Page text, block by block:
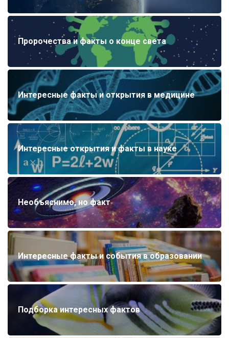
Пророчества и факты о конце света
Интересные факты и открытия в медицине
Интересные открытия и факты в науке
Необъяснимо, но факт
Интересные факты и события в образовании
Подборка интересных фактов